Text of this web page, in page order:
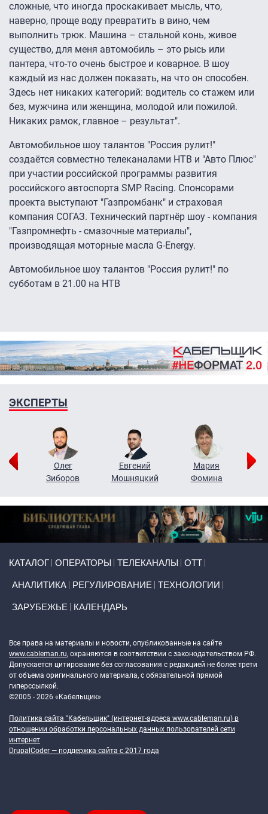
сложные, что иногда проскакивает мысль, что,
наверно, проще воду превратить в вино, чем
выполнить трюк. Машина – стальной конь, живое
существо, для меня автомобиль – это рысь или
пантера, что-то очень быстрое и коварное. В шоу
каждый из нас должен показать, на что он способен.
Здесь нет никаких категорий: водитель со стажем или
без, мужчина или женщина, молодой или пожилой.
Никаких рамок, главное – результат".
Автомобильное шоу талантов "Россия рулит!"
создаётся совместно телеканалами НТВ и "Авто Плюс"
при участии российской программы развития
российского автоспорта SMP Racing. Спонсорами
проекта выступают "Газпромбанк" и страховая
компания СОГАЗ. Технический партнёр шоу - компания
"Газпромнефть - смазочные материалы",
производящая моторные масла G-Energy.
Автомобильное шоу талантов "Россия рулит!" по
субботам в 21.00 на НТВ
ЭКСПЕРТЫ
Олег
Зиборов
Евгений
Мошняцкий
Мария
Фомина
КАТАЛОГ ОПЕРАТОРЫ ТЕЛЕКАНАЛЫ ОТТ
АНАЛИТИКА РЕГУЛИРОВАНИЕ ТЕХНОЛОГИИ
ЗАРУБЕЖЬЕ КАЛЕНДАРЬ
Все права на материалы и новости, опубликованные на сайте
www.cableman.ru, охраняются в соответствии с законодательством РФ.
Допускается цитирование без согласования с редакцией не более трети
от объема оригинального материала, с обязательной прямой
гиперссылкой.
©2005 - 2026 «Кабельщик»
Политика сайта "Кабельщик" (интернет-адреса www.cableman.ru) в
отношении обработки персональных данных пользователей сети
интернет
DrupalCoder — поддержка сайта c 2017 года